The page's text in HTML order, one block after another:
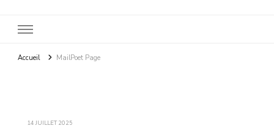
Accueil MailPoet Page
14 JUILLET 2025